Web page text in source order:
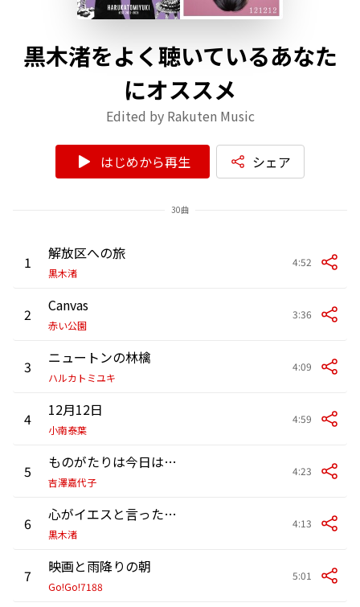
黒木渚をよく聴いているあなた
にオススメ
Edited by Rakuten Music
はじめから再生 シェア
30曲
1 解放区への旅
黒木渚
4:52
2 Canvas
赤い公園
3:36
3 ニュートンの林檎
ハルカトミユキ
4:09
4 12月12日
小南泰葉
4:59
5 ものがたりは今日はじまるの feat.サンボマスター
吉澤嘉代子
4:23
6 心がイエスと言ったなら
黒木渚
4:13
7 映画と雨降りの朝
Go!Go!7188
5:01